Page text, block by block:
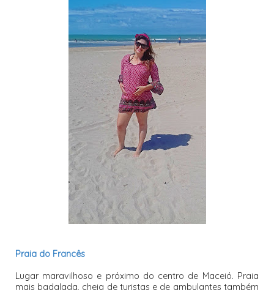
Praia do Francês
Lugar maravilhoso e próximo do centro de Maceió. Praia
mais badalada, cheia de turistas e de ambulantes também